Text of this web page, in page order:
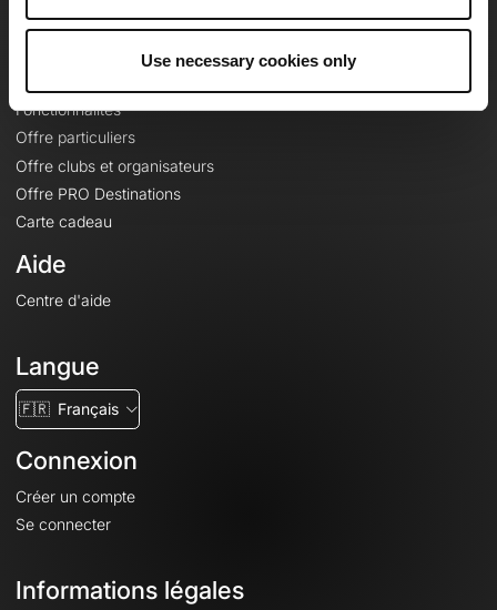
Use necessary cookies only
Fonctionnalités
Offre particuliers
Offre clubs et organisateurs
Offre PRO Destinations
Carte cadeau
Aide
Centre d'aide
Langue
🇫🇷 Français
Connexion
Créer un compte
Se connecter
Informations légales